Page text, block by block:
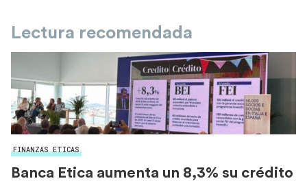
Lectura recomendada
FINANZAS ETICAS
Banca Etica aumenta un 8,3% su crédito